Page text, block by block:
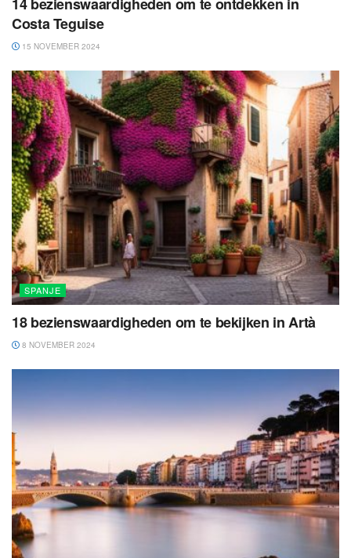
14 bezienswaardigheden om te ontdekken in
Costa Teguise
15 NOVEMBER 2024
SPANJE
18 bezienswaardigheden om te bekijken in Artà
8 NOVEMBER 2024